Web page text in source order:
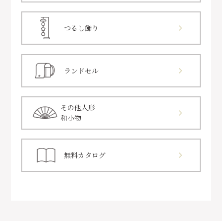
つるし飾り
ランドセル
その他人形
和小物
無料カタログ